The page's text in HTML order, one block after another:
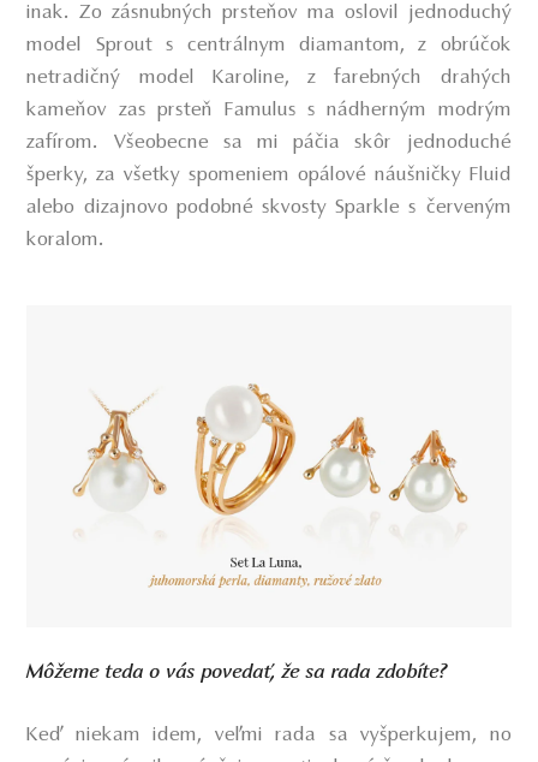
inak. Zo zásnubných prsteňov ma oslovil jednoduchý
model Sprout s centrálnym diamantom, z obrúčok
netradičný model Karoline, z farebných drahých
kameňov zas prsteň Famulus s nádherným modrým
zafírom. Všeobecne sa mi páčia skôr jednoduché
šperky, za všetky spomeniem opálové náušničky Fluid
alebo dizajnovo podobné skvosty Sparkle s červeným
koralom.
Môžeme teda o vás povedať, že sa rada zdobíte?
Keď niekam idem, veľmi rada sa vyšperkujem, no